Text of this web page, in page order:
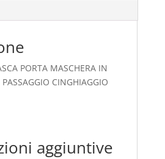
PORTA MASCHERA IN
CINGHIAGGIO
aggiuntive